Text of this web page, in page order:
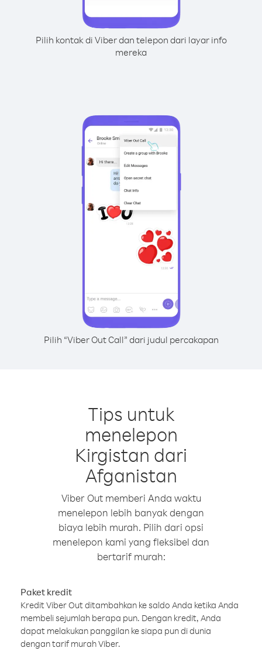
Pilih kontak di Viber dan telepon dari layar info
mereka
Pilih “Viber Out Call” dari judul percakapan
Tips untuk
menelepon
Kirgistan dari
Afganistan
Viber Out memberi Anda waktu
menelepon lebih banyak dengan
biaya lebih murah. Pilih dari opsi
menelepon kami yang fleksibel dan
bertarif murah:
Paket kredit
Kredit Viber Out ditambahkan ke saldo Anda ketika Anda
membeli sejumlah berapa pun. Dengan kredit, Anda
dapat melakukan panggilan ke siapa pun di dunia
dengan tarif murah Viber.